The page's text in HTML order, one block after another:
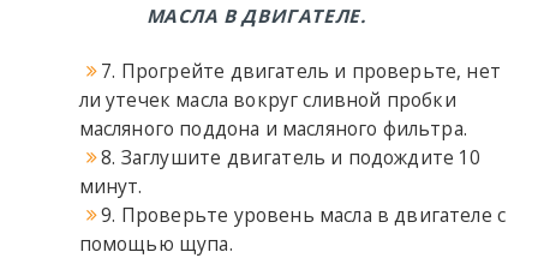
МАСЛА В ДВИГАТЕЛЕ.
7. Прогрейте двигатель и проверьте, нет
ли утечек масла вокруг сливной пробки
масляного поддона и масляного фильтра.
8. Заглушите двигатель и подождите 10
минут.
9. Проверьте уровень масла в двигателе с
помощью щупа.